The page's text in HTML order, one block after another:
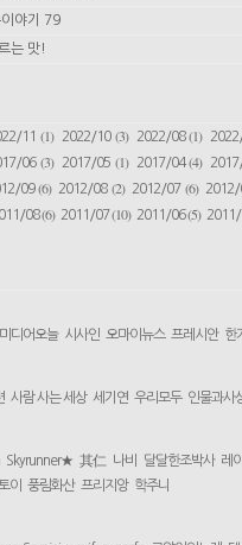
야기 79
는 맛!
11(1) 2022/10 (3) 2022/08(1)
06(3) 2017/05 (1) 2017/04(4)
09(6) 2012/08 (2) 2012/07 (6)
08(6) 2011/07(10) 2011/06(5)
미디어오늘 시사인 오마이뉴스 프레시안 한
사람 사는 세상 세기연 우리모두 인물과사
Skyrunner★ 其仁 나비 달달한조박사 레
이 풍림화산 프리지앙 학주니